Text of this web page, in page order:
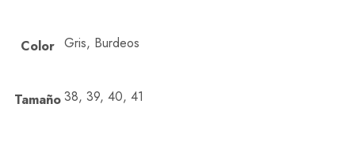
Color Gris, Burdeos
Tamaño38, 39, 40, 41